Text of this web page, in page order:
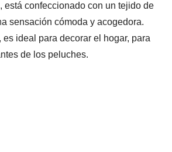
está confeccionado con un tejido de
sensación cómoda y acogedora.
ideal para decorar el hogar, para
de los peluches.